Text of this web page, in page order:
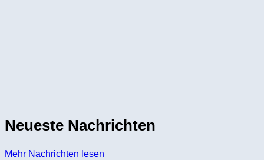
Neueste Nachrichten
Mehr Nachrichten lesen